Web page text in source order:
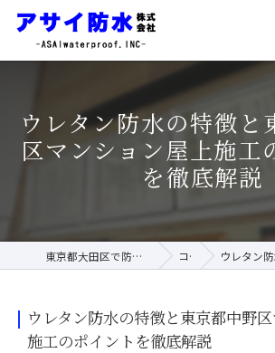
ウレタン防水の特徴と
区マンション屋上施工
を徹底解説
東京都大田区で防水工事ならアサイ防水株式会社 コラム ウレタン防水の特徴と東
ウレタン防水の特徴と東京都中野
施工のポイントを徹底解説